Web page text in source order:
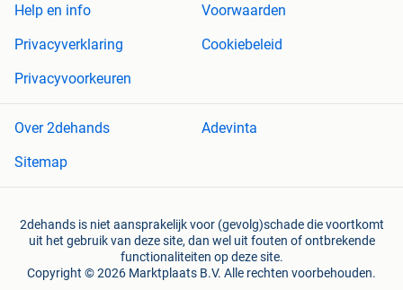
Help en info
Voorwaarden
Privacyverklaring
Cookiebeleid
Privacyvoorkeuren
Over 2dehands
Adevinta
Sitemap
2dehands is niet aansprakelijk voor (gevolg)schade die voortkomt
uit het gebruik van deze site, dan wel uit fouten of ontbrekende
functionaliteiten op deze site.
Copyright © 2026 Marktplaats B.V. Alle rechten voorbehouden.